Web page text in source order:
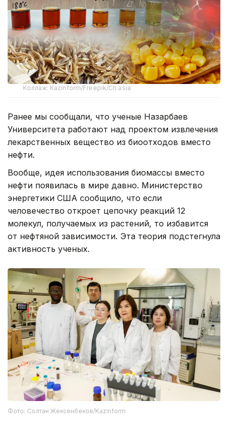
Коллаж: Kazinform/Freepik/Сh.asia
Ранее мы сообщали, что ученые Назарбаев
Университета работают над проектом извлечения
лекарственных вещество из биоотходов вместо
нефти.
Вообще, идея использования биомассы вместо
нефти появилась в мире давно. Министерство
энергетики США сообщило, что если
человечество откроет цепочку реакций 12
молекул, получаемых из растений, то избавится
от нефтяной зависимости. Эта теория подстегнула
активность ученых.
Фото: Солтан Жексенбеков/Kazinform